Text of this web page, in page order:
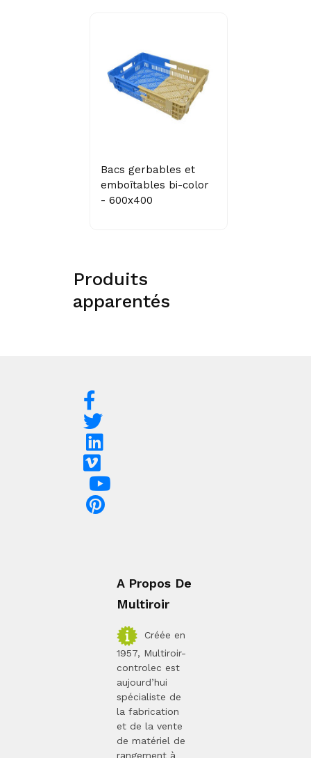
Bacs gerbables et
emboîtables bi-color
- 600x400
Produits
apparentés
A Propos De
Multiroir
Créée en
1957, Multiroir-
controlec est
aujourd’hui
spécialiste de
la fabrication
et de la vente
de matériel de
rangement à